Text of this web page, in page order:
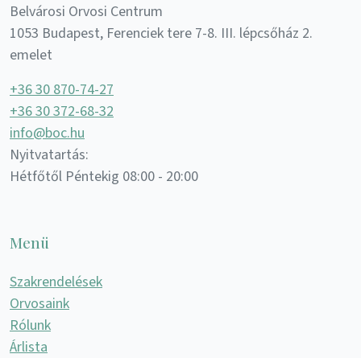
Belvárosi Orvosi Centrum
1053 Budapest, Ferenciek tere 7-8. III. lépcsőház 2.
emelet
+36 30 870-74-27
+36 30 372-68-32
info@boc.hu
Nyitvatartás:
Hétfőtől Péntekig 08:00 - 20:00
Menü
Szakrendelések
Orvosaink
Rólunk
Árlista